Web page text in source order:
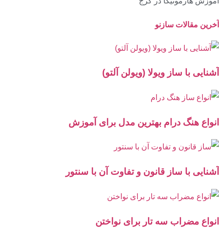
آخرین مقالات سازنو
آشنایی با ساز ویولا (ویولن آلتو)
انواع هنگ درام بهترین مدل برای آموزش
آشنایی با ساز قانون و تفاوت آن با سنتور
انواع مضراب سه تار برای نواختن